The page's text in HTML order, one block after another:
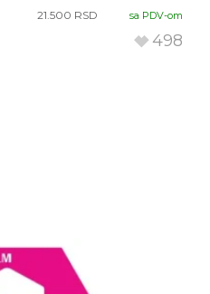
21.500 RSD sa PDV-om
498